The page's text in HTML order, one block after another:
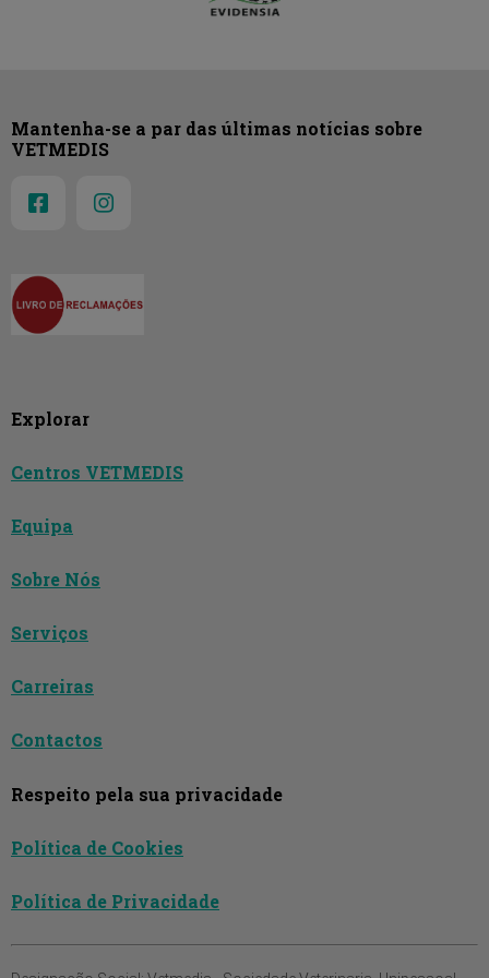
Explorar
Centros VETMEDIS
Equipa
Sobre Nós
Serviços
Carreiras
Contactos
Respeito pela sua privacidade
Política de Cookies
Política de Privacidade
Mantenha-se a par das últimas notícias sobre
VETMEDIS